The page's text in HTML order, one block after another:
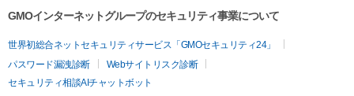
GMOインターネットグループのセキュリティ事業について
世界初総合ネットセキュリティサービス「GMOセキュリティ24」
パスワード漏洩診断
Webサイトリスク診断
セキュリティ相談AIチャットボット